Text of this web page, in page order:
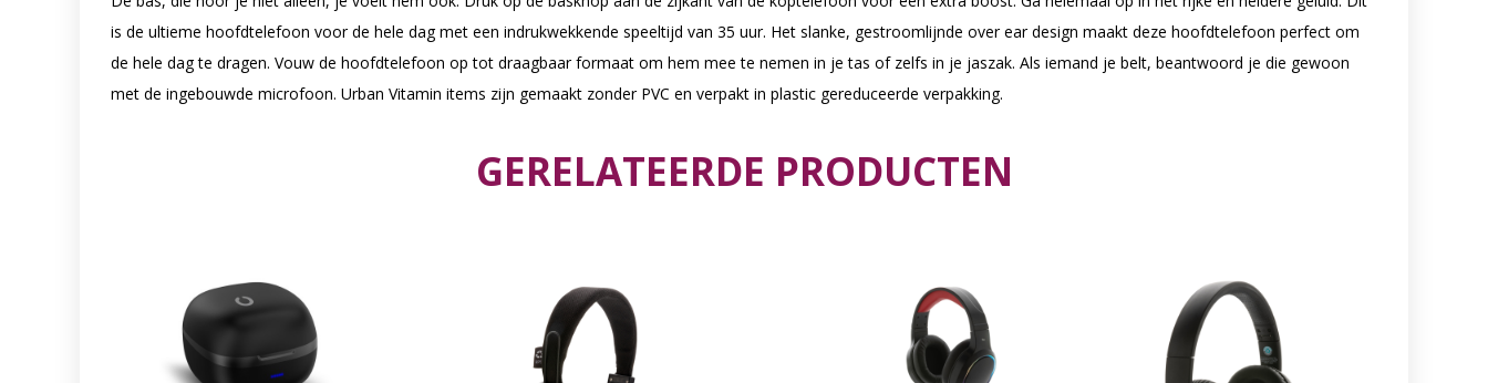
is de ultieme hoofdtelefoon voor de hele dag met een indrukwekkende speeltijd van 35 uur. Het slanke, gestroomlijnde over ear design maakt deze hoofdtelefoon perfect om
de hele dag te dragen. Vouw de hoofdtelefoon op tot draagbaar formaat om hem mee te nemen in je tas of zelfs in je jaszak. Als iemand je belt, beantwoord je die gewoon
met de ingebouwde microfoon. Urban Vitamin items zijn gemaakt zonder PVC en verpakt in plastic gereduceerde verpakking.
GERELATEERDE PRODUCTEN